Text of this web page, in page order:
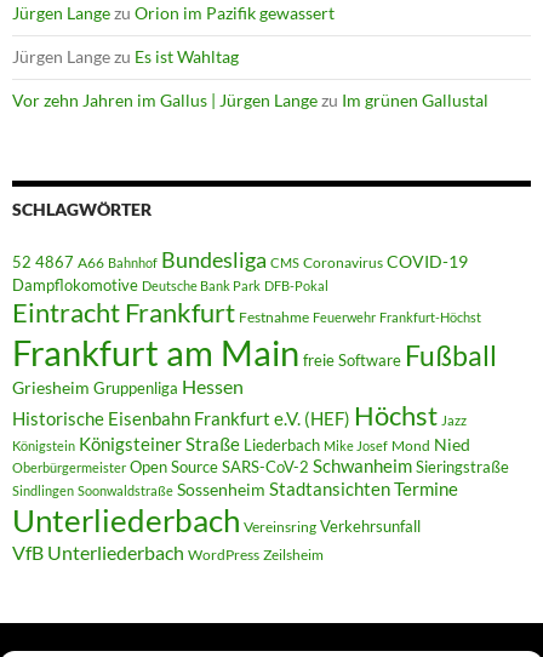
Jürgen Langezu Orion im Pazifik gewassert
Jürgen Langezu Es ist Wahltag
Vor zehn Jahren im Gallus | Jürgen Langezu Im grünen Gallustal
SCHLAGWÖRTER
52 4867 A66 Bahnhof Bundesliga CMS Coronavirus COVID-19
Dampflokomotive Deutsche Bank Park DFB-Pokal
Eintracht Frankfurt Festnahme Feuerwehr Frankfurt-Höchst
Frankfurt am Main freie Software Fußball
Griesheim Gruppenliga Hessen
Historische Eisenbahn Frankfurt e.V. (HEF) Höchst Jazz
Königstein Königsteiner Straße Liederbach Mike Josef Mond Nied
Oberbürgermeister Open SourceSARS-CoV-2 SchwanheimSieringstraße
Sindlingen Soonwaldstraße Sossenheim StadtansichtenTermine
Unterliederbach Vereinsring Verkehrsunfall
VfB Unterliederbach WordPress Zeilsheim